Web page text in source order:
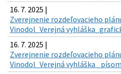
16. 7. 2025 |
Zverejnenie rozdeľovacieho
Vinodol_Verejná
16. 7. 2025 |
Zverejnenie rozdeľovacieho
Vinodol_Verejná vyhláška